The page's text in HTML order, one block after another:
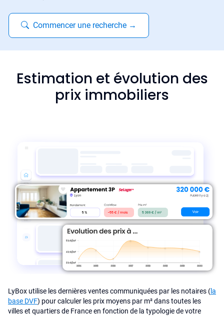
Commencer une recherche →
Estimation et évolution des
prix immobiliers
LyBox utilise les dernières ventes communiquées par les notaires (la
base DVF) pour calculer les prix moyens par m² dans toutes les
villes et quartiers de France en fonction de la typologie de votre